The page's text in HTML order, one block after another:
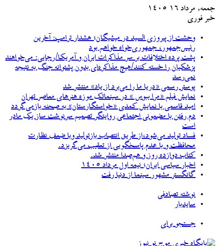
جمعه, مرداد ۱۶ ۱۴۰۵
خبر فوری
وحشت از پیروزی السید در میشیگان؛ هشدار ترامپ: آخرین
رئیس‌جمهور، جمهوری‌خواه خواهم بود
پشت پرده اختلافات بر سر مذاکرات ایران و آمریکا/رجایی: می‌خواهند
پزشکیان را خسته کنند/هیچ مذاکره‌ای بدون پشتوانه جنگ به نتیجه
نمی‌رسد
پوستر رسمی «دریا ما را می‌برد از یاد» منتشر شد
نمایش فیلم «مرا ببوس » در سینماتک موزه هنرهای معاصر تهران
امید قاسمی با نمایش کمدی «خواستگارستان» به صحنه بازمی‌گردد
دم رفتن با مضمونی اجتماعی روایتگر تصمیم سرنوشت ساز یک مادر
است
فساد تولید می‌شود،از طریق انتصاب بازتولید وبا ضعف نظارت
محافظت و با عدم پاسخگویی از تعقیب می‌گریزد.
کتاب دوازده روز و هم‌صدا منتشر شد.
اخبار سیاسی ایران؛ نیمه اول مرداد ۱۴۰۵
گانگستر مشهور سینما از دنیا رفت
نوشته تصادفی
سایدبار
جستجو برای